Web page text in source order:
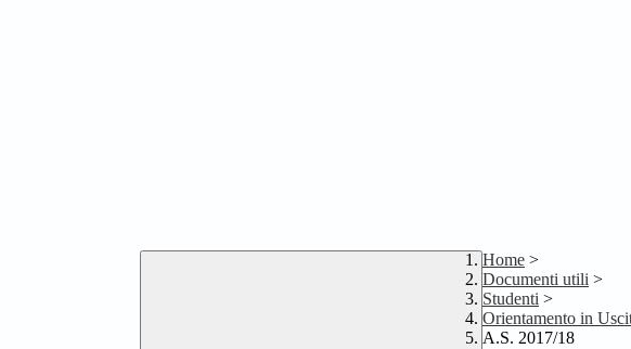
Home >
Documenti utili >
Studenti >
Orientamento in
A.S. 2017/18